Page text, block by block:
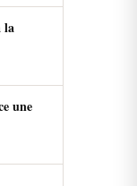
la
une